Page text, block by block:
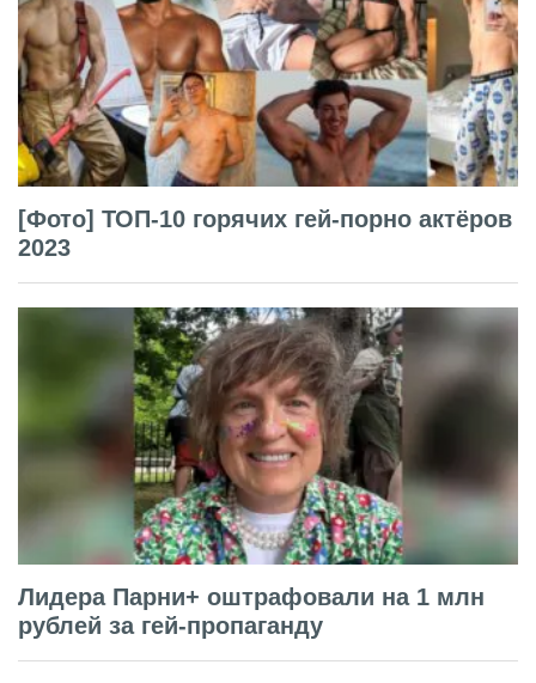
[Фото] ТОП-10 горячих гей-порно актёров
2023
Лидера Парни+ оштрафовали на 1 млн
рублей за гей-пропаганду